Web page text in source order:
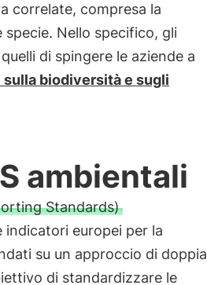
correlate, compresa la
specie. Nello specifico, gli
di spingere le aziende a
sulla biodiversità e sugli
ambientali
Standards)
europei per la
su un approccio di doppia
di standardizzare le